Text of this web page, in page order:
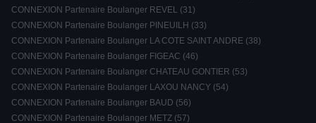
CONNEXION Partenaire Boulanger REVEL (31)
CONNEXION Partenaire Boulanger PINEUILH (33)
CONNEXION Partenaire Boulanger LA COTE SAINT ANDRE (38)
CONNEXION Partenaire Boulanger FIGEAC (46)
CONNEXION Partenaire Boulanger CHATEAU GONTIER (53)
CONNEXION Partenaire Boulanger LAXOU NANCY (54)
CONNEXION Partenaire Boulanger BAUD (56)
CONNEXION Partenaire Boulanger METZ (57)